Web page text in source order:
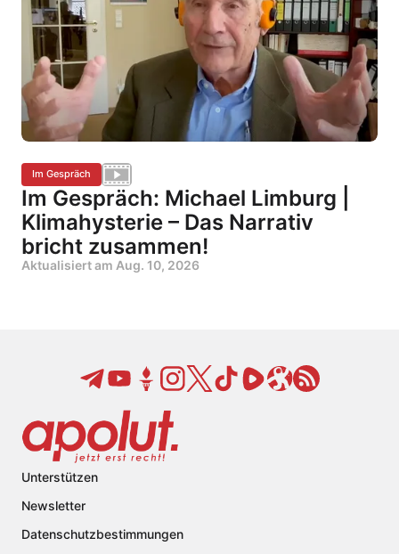
Im Gespräch
Im Gespräch: Michael Limburg |
Klimahysterie – Das Narrativ
bricht zusammen!
Aktualisiert am Aug. 10, 2026
Unterstützen
Newsletter
Datenschutzbestimmungen